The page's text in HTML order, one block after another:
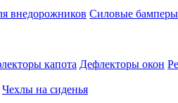
внедорожников Силовые бамперы
капота Дефлекторы окон
Чехлы на сиденья